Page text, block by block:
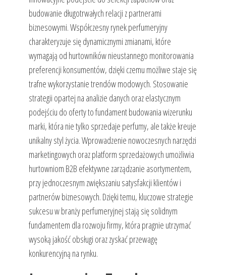
budowanie długotrwałych relacji z partnerami
biznesowymi. Współczesny rynek perfumeryjny
charakteryzuje się dynamicznymi zmianami, które
wymagają od hurtowników nieustannego monitorowania
preferencji konsumentów, dzięki czemu możliwe staje się
trafne wykorzystanie trendów modowych. Stosowanie
strategii opartej na analizie danych oraz elastycznym
podejściu do oferty to fundament budowania wizerunku
marki, która nie tylko sprzedaje perfumy, ale także kreuje
unikalny styl życia. Wprowadzenie nowoczesnych narzędzi
marketingowych oraz platform sprzedażowych umożliwia
hurtowniom B2B efektywne zarządzanie asortymentem,
przy jednoczesnym zwiększaniu satysfakcji klientów i
partnerów biznesowych. Dzięki temu, kluczowe strategie
sukcesu w branży perfumeryjnej stają się solidnym
fundamentem dla rozwoju firmy, która pragnie utrzymać
wysoką jakość obsługi oraz zyskać przewagę
konkurencyjną na rynku.